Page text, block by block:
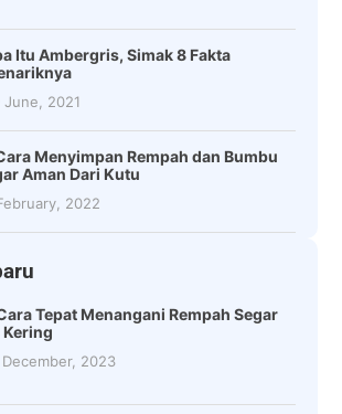
Itu Ambergris, Simak 8 Fakta
June, 2021
Menyimpan Rempah dan Bumbu
Aman Dari Kutu
2022
Tepat Menangani Rempah Segar
Kering
December, 2023